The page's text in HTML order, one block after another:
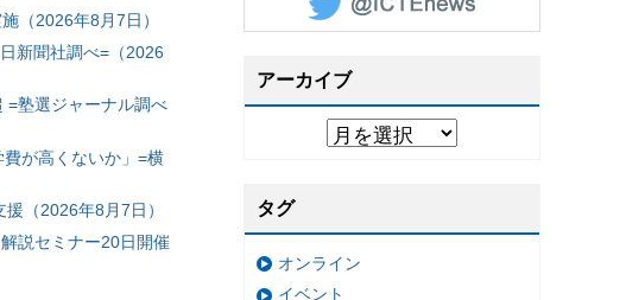
（2026年8月7日）
新聞社調べ=（2026
=塾選ジャーナル調べ
が高くないか」=横
（2026年8月7日）
説セミナー20日開催
アーカイブ
タグ
オンライン
イベント